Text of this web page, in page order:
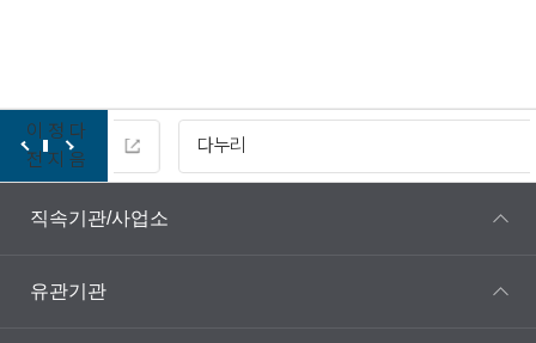
이
전
정
지
다
음
다누리
직속기관/사업소
유관기관